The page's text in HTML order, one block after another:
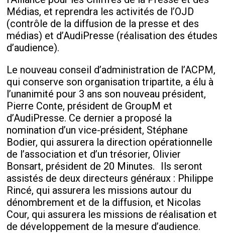
Médias, et reprendra les activités de l’OJD
(contrôle de la diffusion de la presse et des
médias) et d’AudiPresse (réalisation des études
d’audience).
Le nouveau conseil d’administration de l’ACPM,
qui conserve son organisation tripartite, a élu à
l’unanimité pour 3 ans son nouveau président,
Pierre Conte, président de GroupM et
d’AudiPresse. Ce dernier a proposé la
nomination d’un vice-président, Stéphane
Bodier, qui assurera la direction opérationnelle
de l’association et d’un trésorier, Olivier
Bonsart, président de 20 Minutes. Ils seront
assistés de deux directeurs généraux : Philippe
Rincé, qui assurera les missions autour du
dénombrement et de la diffusion, et Nicolas
Cour, qui assurera les missions de réalisation et
de développement de la mesure d’audience.